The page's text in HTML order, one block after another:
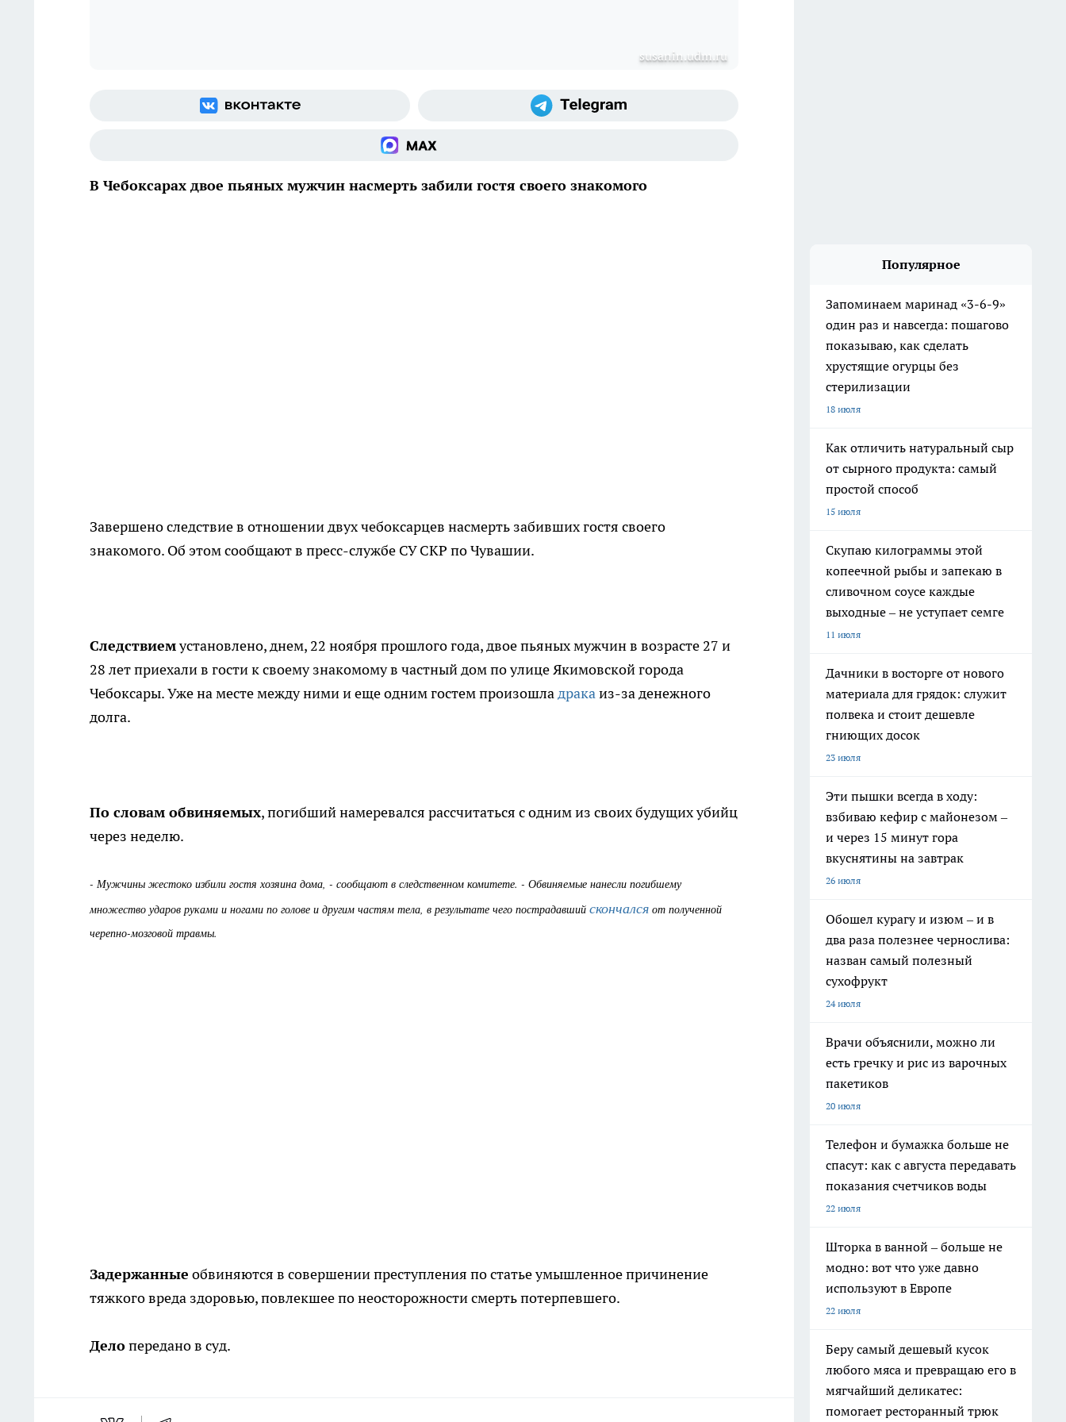
susanin.udm.ru
В Чебоксарах двое пьяных мужчин насмерть забили гостя своего знакомого
Завершено следствие в отношении двух чебоксарцев насмерть забивших гостя своего
знакомого. Об этом сообщают в пресс-службе СУ СКР по Чувашии.
Следствиемустановлено, днем, 22 ноября прошлого года, двое пьяных мужчин в возрасте 27 и
28 лет приехали в гости к своему знакомому в частный дом по улице Якимовской города
Чебоксары. Уже на месте между ними и еще одним гостем произошладракаиз-за денежного
долга.
По словам обвиняемых, погибший намеревался рассчитаться с одним из своих будущих убийц
через неделю.
- Мужчины жестоко избили гостя хозяина дома, - сообщают в следственном комитете. - Обвиняемые нанесли погибшему
множество ударов руками и ногами по голове и другим частям тела, в результате чего пострадавший скончался от полученной
черепно-мозговой травмы.
Задержанные обвиняются в совершении преступления по статье умышленное причинение
тяжкого вреда здоровью, повлекшее по неосторожности смерть потерпевшего.
Делопередано в суд.
Популярное
Запоминаем маринад «3-6-9»
один раз и навсегда: пошагово
показываю, как сделать
хрустящие огурцы без
стерилизации
18 июля
Как отличить натуральный сыр
от сырного продукта: самый
простой способ
15 июля
Скупаю килограммы этой
копеечной рыбы и запекаю в
сливочном соусе каждые
выходные – не уступает семге
11 июля
Дачники в восторге от нового
материала для грядок: служит
полвека и стоит дешевле
гниющих досок
23 июля
Эти пышки всегда в ходу:
взбиваю кефир с майонезом –
и через 15 минут гора
вкуснятины на завтрак
26 июля
Обошел курагу и изюм – и в
два раза полезнее чернослива:
назван самый полезный
сухофрукт
24 июля
Врачи объяснили, можно ли
есть гречку и рис из варочных
пакетиков
20 июля
Телефон и бумажка больше не
спасут: как с августа передавать
показания счетчиков воды
22 июля
Шторка в ванной – больше не
модно: вот что уже давно
используют в Европе
22 июля
Беру самый дешевый кусок
любого мяса и превращаю его в
мягчайший деликатес:
помогает ресторанный трюк